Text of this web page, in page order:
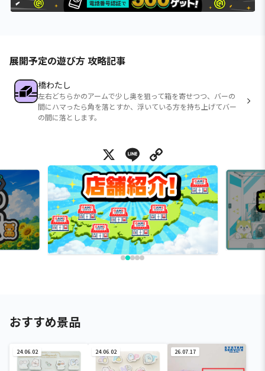
展開予定の遊び方 攻略記事
橋わたし
左右どちらかのアームで少し奥を狙って箱を寄せつつ、バーの
間にハマったら角を落とすか、浮いている方を持ち上げてバー
の間に落とします。
X Line
おすすめ景品
24.06.02 24.06.02 26.07.17